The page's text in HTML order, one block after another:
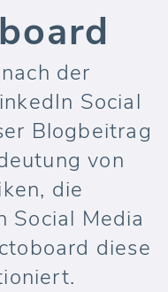
der
Social
Blogbeitrag
von
die
Social Media
diese